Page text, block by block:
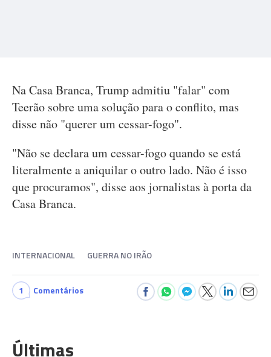
Na Casa Branca, Trump admitiu "falar" com
Teerão sobre uma solução para o conflito, mas
disse não "querer um cessar-fogo".
"Não se declara um cessar-fogo quando se está
literalmente a aniquilar o outro lado. Não é isso
que procuramos", disse aos jornalistas à porta da
Casa Branca.
INTERNACIONAL GUERRA NO IRÃO
1 Comentários
Últimas